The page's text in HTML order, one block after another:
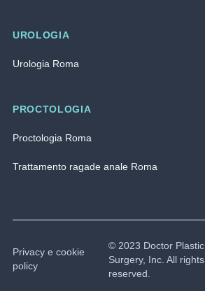
UROLOGIA
Urologia Roma
PROCTOLOGIA
Proctologia Roma
Trattamento ragade anale Roma
Privacy e cookie
policy
© 2023 Doctor Plastic
Surgery, Inc. All rights
reserved.